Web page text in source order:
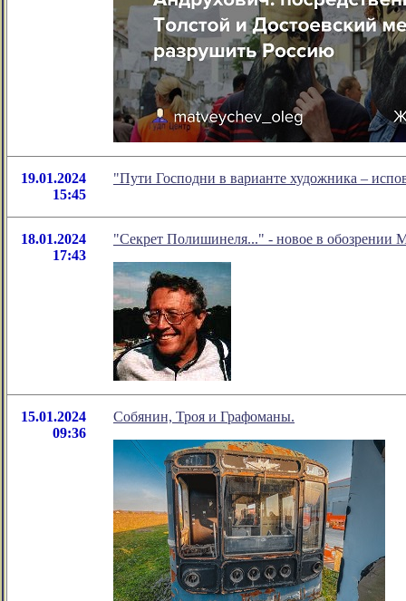
19.01.2024
15:45
"Пути Господни в варианте художника –
18.01.2024
17:43
"Секрет Полишинеля..." - новое в обозрении
15.01.2024
09:36
Собянин, Троя и Графоманы.